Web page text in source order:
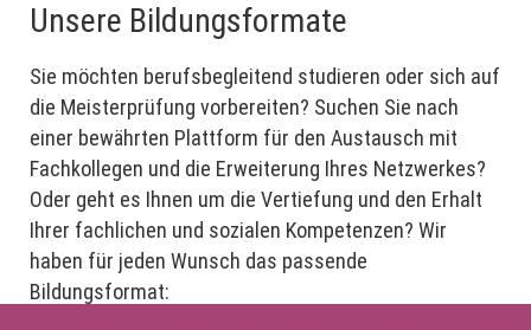
Unsere Bildungsformate
Sie möchten berufsbegleitend studieren oder sich auf
die Meisterprüfung vorbereiten? Suchen Sie nach
einer bewährten Plattform für den Austausch mit
Fachkollegen und die Erweiterung Ihres Netzwerkes?
Oder geht es Ihnen um die Vertiefung und den Erhalt
Ihrer fachlichen und sozialen Kompetenzen? Wir
haben für jeden Wunsch das passende
Bildungsformat: